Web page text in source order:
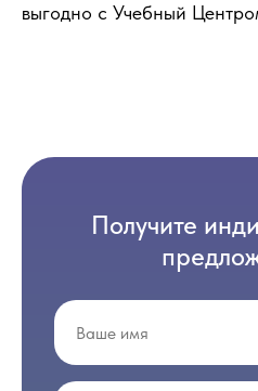
выгодно с Учебный
Получите